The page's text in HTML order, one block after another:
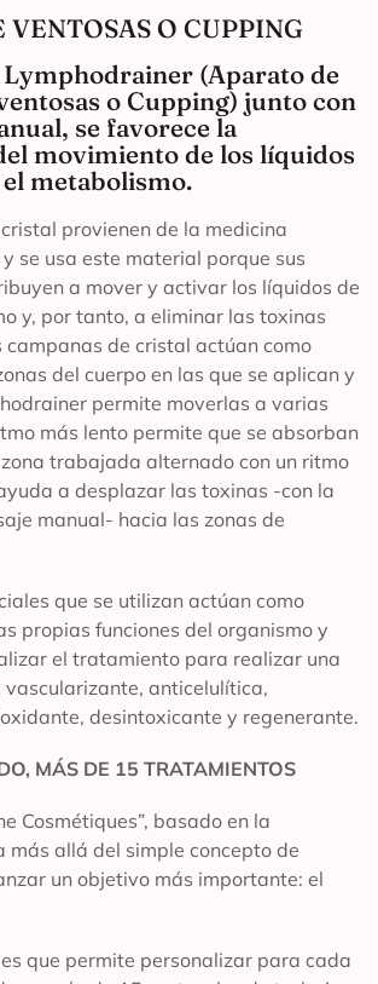
VENTOSAS O CUPPING
(Aparato de
o Cupping) junto con
se favorece la
movimiento de los líquidos
metabolismo.
provienen de la medicina
se usa este material porque sus
a mover y activar los líquidos de
y, por tanto, a eliminar las toxinas
campanas de cristal actúan como
del cuerpo en las que se aplican y
permite moverlas a varias
más lento permite que se absorban
trabajada alternado con un ritmo
a desplazar las toxinas -con la
manual- hacia las zonas de
que se utilizan actúan como
propias funciones del organismo y
el tratamiento para realizar una
vascularizante, anticelulítica,
desintoxicante y regenerante.
MÁS DE 15 TRATAMIENTOS
Cosmétiques”, basado en la
más allá del simple concepto de
un objetivo más importante: el
que permite personalizar para cada